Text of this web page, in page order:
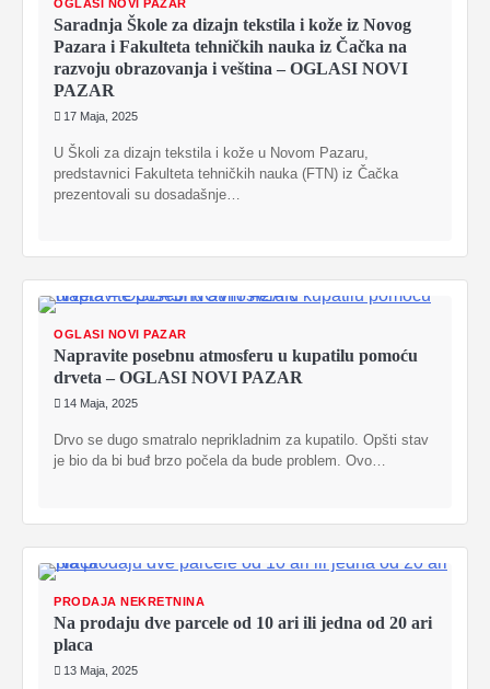
OGLASI NOVI PAZAR
Saradnja Škole za dizajn tekstila i kože iz Novog
Pazara i Fakulteta tehničkih nauka iz Čačka na
razvoju obrazovanja i veština – OGLASI NOVI
PAZAR
17 Maja, 2025
U Školi za dizajn tekstila i kože u Novom Pazaru,
predstavnici Fakulteta tehničkih nauka (FTN) iz Čačka
prezentovali su dosadašnje…
OGLASI NOVI PAZAR
Napravite posebnu atmosferu u kupatilu pomoću
drveta – OGLASI NOVI PAZAR
14 Maja, 2025
Drvo se dugo smatralo neprikladnim za kupatilo. Opšti stav
je bio da bi buđ brzo počela da bude problem. Ovo…
PRODAJA NEKRETNINA
Na prodaju dve parcele od 10 ari ili jedna od 20 ari
placa
13 Maja, 2025